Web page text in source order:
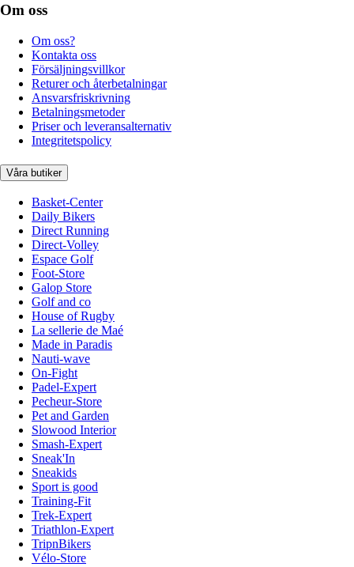
Om oss
Om oss?
Kontakta oss
Försäljningsvillkor
Returer och återbetalningar
Ansvarsfriskrivning
Betalningsmetoder
Priser och leveransalternativ
Integritetspolicy
Våra butiker
Basket-Center
Daily Bikers
Direct Running
Direct-Volley
Espace Golf
Foot-Store
Galop Store
Golf and co
House of Rugby
La sellerie de Maé
Made in Paradis
Nauti-wave
On-Fight
Padel-Expert
Pecheur-Store
Pet and Garden
Slowood Interior
Smash-Expert
Sneak'In
Sneakids
Sport is good
Training-Fit
Trek-Expert
Triathlon-Expert
TripnBikers
Vélo-Store